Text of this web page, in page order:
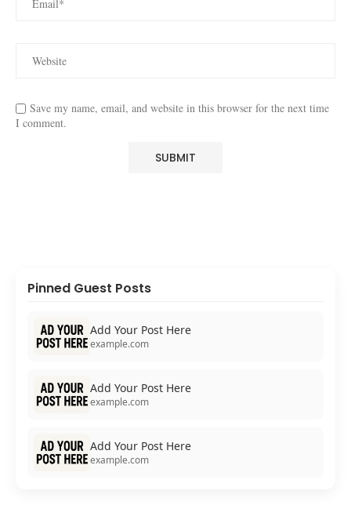
Save my name, email, and website in this browser for the next time
I comment.
Pinned Guest Posts
Add Your Post Here
example.com
Add Your Post Here
example.com
Add Your Post Here
example.com